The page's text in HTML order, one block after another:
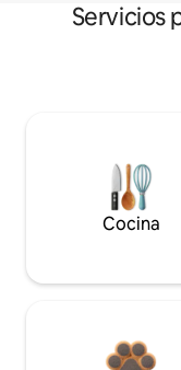
Servicios
Cocina